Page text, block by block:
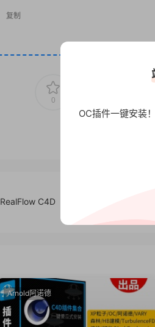
复制
0
C4D
Arnold阿诺德
OC插件一键安装